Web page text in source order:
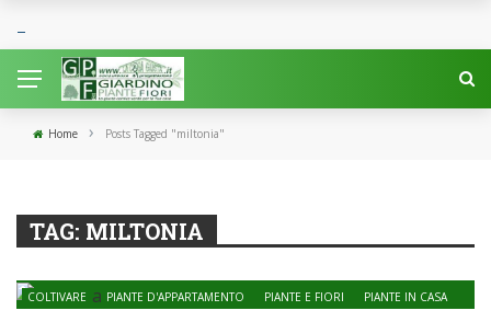
Home › Posts Tagged "miltonia"
TAG: MILTONIA
COLTIVARE PIANTE D'APPARTAMENTO PIANTE E FIORI PIANTE IN CASA